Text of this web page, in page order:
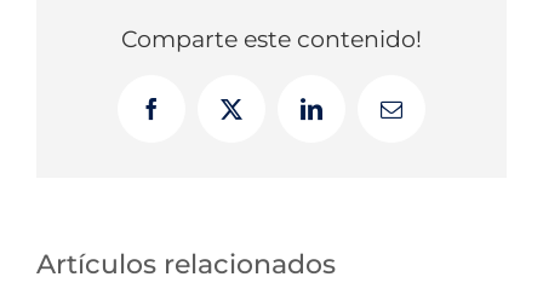
Comparte este contenido!
FacebookX LinkedInCorreo
Artículos relacionados